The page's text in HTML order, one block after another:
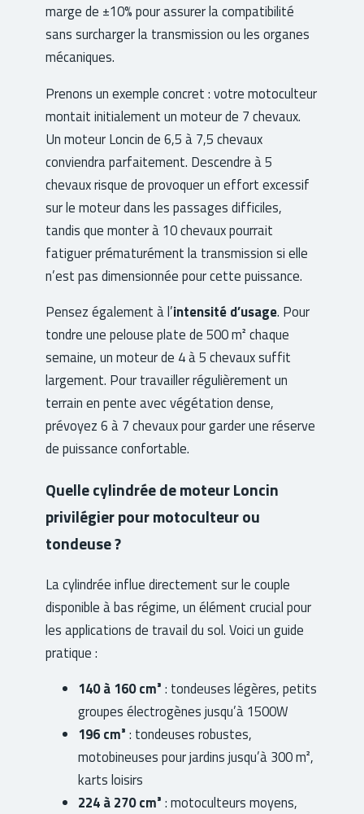
marge de ±10% pour assurer la compatibilité
sans surcharger la transmission ou les organes
mécaniques.
Prenons un exemple concret : votre motoculteur
montait initialement un moteur de 7 chevaux.
Un moteur Loncin de 6,5 à 7,5 chevaux
conviendra parfaitement. Descendre à 5
chevaux risque de provoquer un effort excessif
sur le moteur dans les passages difficiles,
tandis que monter à 10 chevaux pourrait
fatiguer prématurément la transmission si elle
n’est pas dimensionnée pour cette puissance.
Pensez également à l’intensité d’usage. Pour
tondre une pelouse plate de 500 m² chaque
semaine, un moteur de 4 à 5 chevaux suffit
largement. Pour travailler régulièrement un
terrain en pente avec végétation dense,
prévoyez 6 à 7 chevaux pour garder une réserve
de puissance confortable.
Quelle cylindrée de moteur Loncin
privilégier pour motoculteur ou
tondeuse ?
La cylindrée influe directement sur le couple
disponible à bas régime, un élément crucial pour
les applications de travail du sol. Voici un guide
pratique :
140 à 160 cm³ : tondeuses légères, petits
groupes électrogènes jusqu’à 1500W
196 cm³ : tondeuses robustes,
motobineuses pour jardins jusqu’à 300 m²,
karts loisirs
224 à 270 cm³ : motoculteurs moyens,